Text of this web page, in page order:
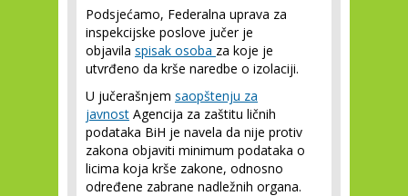
Podsjećamo, Federalna uprava za
inspekcijske poslove jučer je
objavila spisak osoba za koje je
utvrđeno da krše naredbe o izolaciji.
U jučerašnjem saopštenju za
javnost Agencija za zaštitu ličnih
podataka BiH je navela da nije protiv
zakona objaviti minimum podataka o
licima koja krše zakone, odnosno
određene zabrane nadležnih organa.